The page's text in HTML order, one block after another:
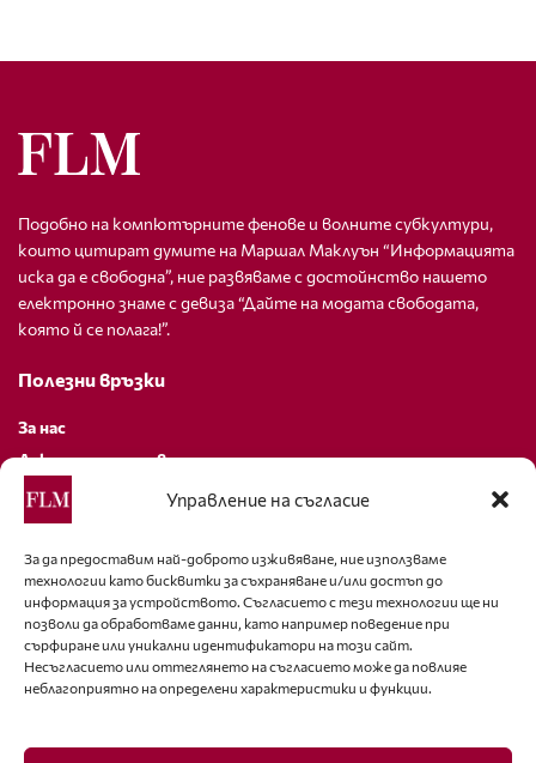
Управление на съгласие
За да предоставим най-доброто изживяване, ние използваме
технологии като бисквитки за съхраняване и/или достъп до
информация за устройството. Съгласието с тези технологии ще ни
позволи да обработваме данни, като например поведение при
сърфиране или уникални идентификатори на този сайт.
Несъгласието или оттеглянето на съгласието може да повлияе
неблагоприятно на определени характеристики и функции.
Подобно на компютърните фенове и волните субкултури,
които цитират думите на Маршал Маклуън “Информацията
иска да е свободна”, ние развяваме с достойнство нашето
електронно знаме с девиза “Дайте на модата свободата,
която й се полага!”.
Полезни връзки
За нас
Декларация за поверителност
Политика за бисквитки
За контакти
editor@fashion-lifestyle.net
+359 88 227 33 47
Последвайте ни
Facebook